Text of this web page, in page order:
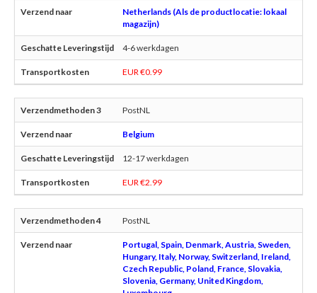
Netherlands (Als de productlocatie: lokaal
magazijn)
4-6 werkdagen
EUR €0.99
PostNL
Belgium
12-17 werkdagen
EUR €2.99
PostNL
Portugal, Spain, Denmark, Austria, Sweden,
Hungary, Italy, Norway, Switzerland, Ireland,
Czech Republic, Poland, France, Slovakia,
Slovenia, Germany, United Kingdom,